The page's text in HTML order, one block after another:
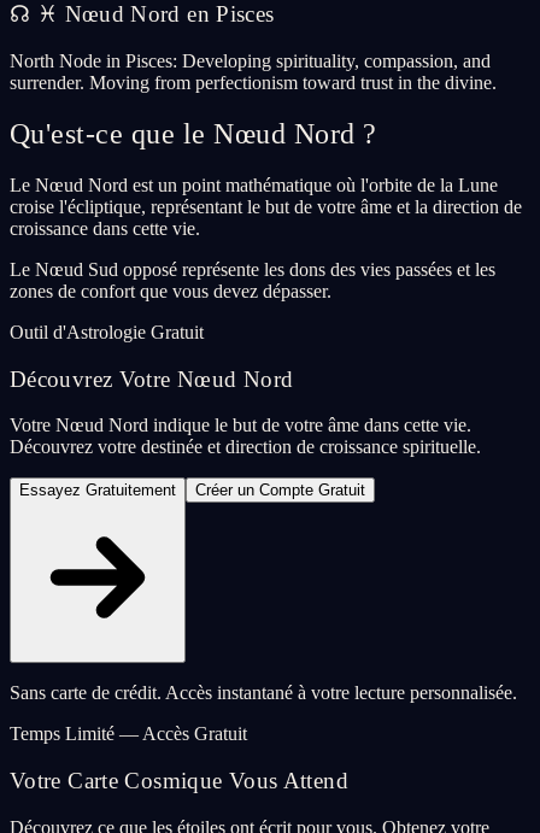
☊ ♓ Nœud Nord en Pisces
North Node in Pisces: Developing spirituality, compassion, and
surrender. Moving from perfectionism toward trust in the divine.
Qu'est-ce que le Nœud Nord ?
Le Nœud Nord est un point mathématique où l'orbite de la Lune
croise l'écliptique, représentant le but de votre âme et la direction de
croissance dans cette vie.
Le Nœud Sud opposé représente les dons des vies passées et les
zones de confort que vous devez dépasser.
Outil d'Astrologie Gratuit
Découvrez Votre Nœud Nord
Votre Nœud Nord indique le but de votre âme dans cette vie.
Découvrez votre destinée et direction de croissance spirituelle.
Essayez Gratuitement Créer un Compte Gratuit
Sans carte de crédit. Accès instantané à votre lecture personnalisée.
Temps Limité — Accès Gratuit
Votre Carte Cosmique Vous Attend
Découvrez ce que les étoiles ont écrit pour vous. Obtenez votre